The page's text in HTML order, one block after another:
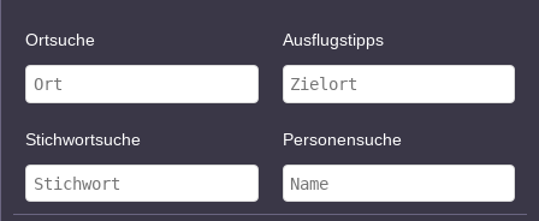
Ortsuche Ausflugstipps
Stichwortsuche Personensuche